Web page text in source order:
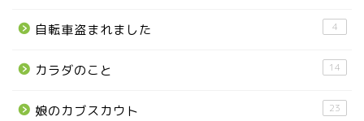
自転車盗まれました 4
カラダのこと 14
娘のカブスカウト 23